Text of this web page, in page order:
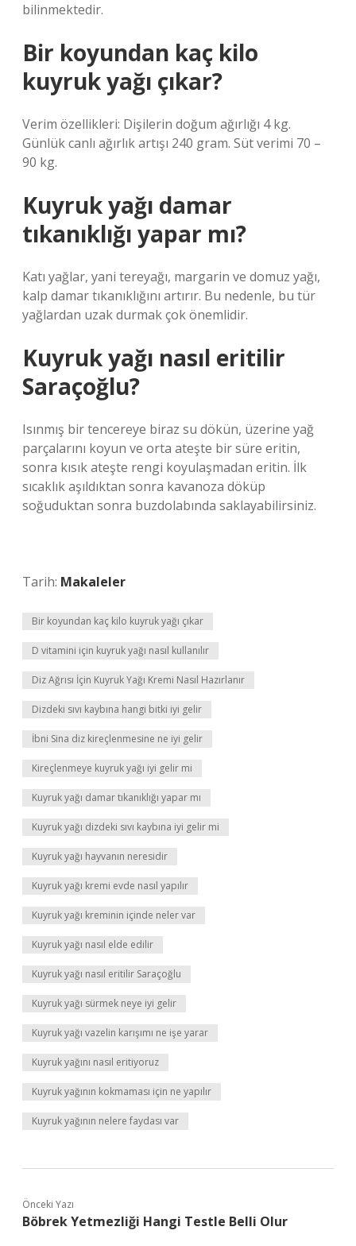
bilinmektedir.
Bir koyundan kaç kilo
kuyruk yağı çıkar?
Verim özellikleri: Dişilerin doğum ağırlığı 4 kg.
Günlük canlı ağırlık artışı 240 gram. Süt verimi 70 –
90 kg.
Kuyruk yağı damar
tıkanıklığı yapar mı?
Katı yağlar, yani tereyağı, margarin ve domuz yağı,
kalp damar tıkanıklığını artırır. Bu nedenle, bu tür
yağlardan uzak durmak çok önemlidir.
Kuyruk yağı nasıl eritilir
Saraçoğlu?
Isınmış bir tencereye biraz su dökün, üzerine yağ
parçalarını koyun ve orta ateşte bir süre eritin,
sonra kısık ateşte rengi koyulaşmadan eritin. İlk
sıcaklık aşıldıktan sonra kavanoza döküp
soğuduktan sonra buzdolabında saklayabilirsiniz.
Tarih: Makaleler
Bir koyundan kaç kilo kuyruk yağı çıkar
D vitamini için kuyruk yağı nasıl kullanılır
Diz Ağrısı İçin Kuyruk Yağı Kremi Nasıl Hazırlanır
Dizdeki sıvı kaybına hangi bitki iyi gelir
İbni Sina diz kireçlenmesine ne iyi gelir
Kireçlenmeye kuyruk yağı iyi gelir mi
Kuyruk yağı damar tıkanıklığı yapar mı
Kuyruk yağı dizdeki sıvı kaybına iyi gelir mi
Kuyruk yağı hayvanın neresidir
Kuyruk yağı kremi evde nasıl yapılır
Kuyruk yağı kreminin içinde neler var
Kuyruk yağı nasıl elde edilir
Kuyruk yağı nasıl eritilir Saraçoğlu
Kuyruk yağı sürmek neye iyi gelir
Kuyruk yağı vazelin karışımı ne işe yarar
Kuyruk yağını nasıl eritiyoruz
Kuyruk yağının kokmaması için ne yapılır
Kuyruk yağının nelere faydası var
Önceki Yazı
Böbrek Yetmezliği Hangi Testle Belli Olur